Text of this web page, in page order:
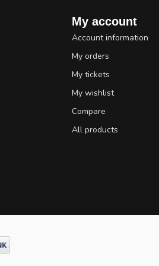
My account
Account information
My orders
My tickets
My wishlist
Compare
All products